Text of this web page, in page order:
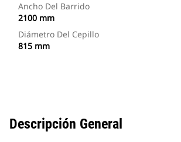
Ancho Del Barrido
2100 mm
Diámetro Del Cepillo
815 mm
Descripción General